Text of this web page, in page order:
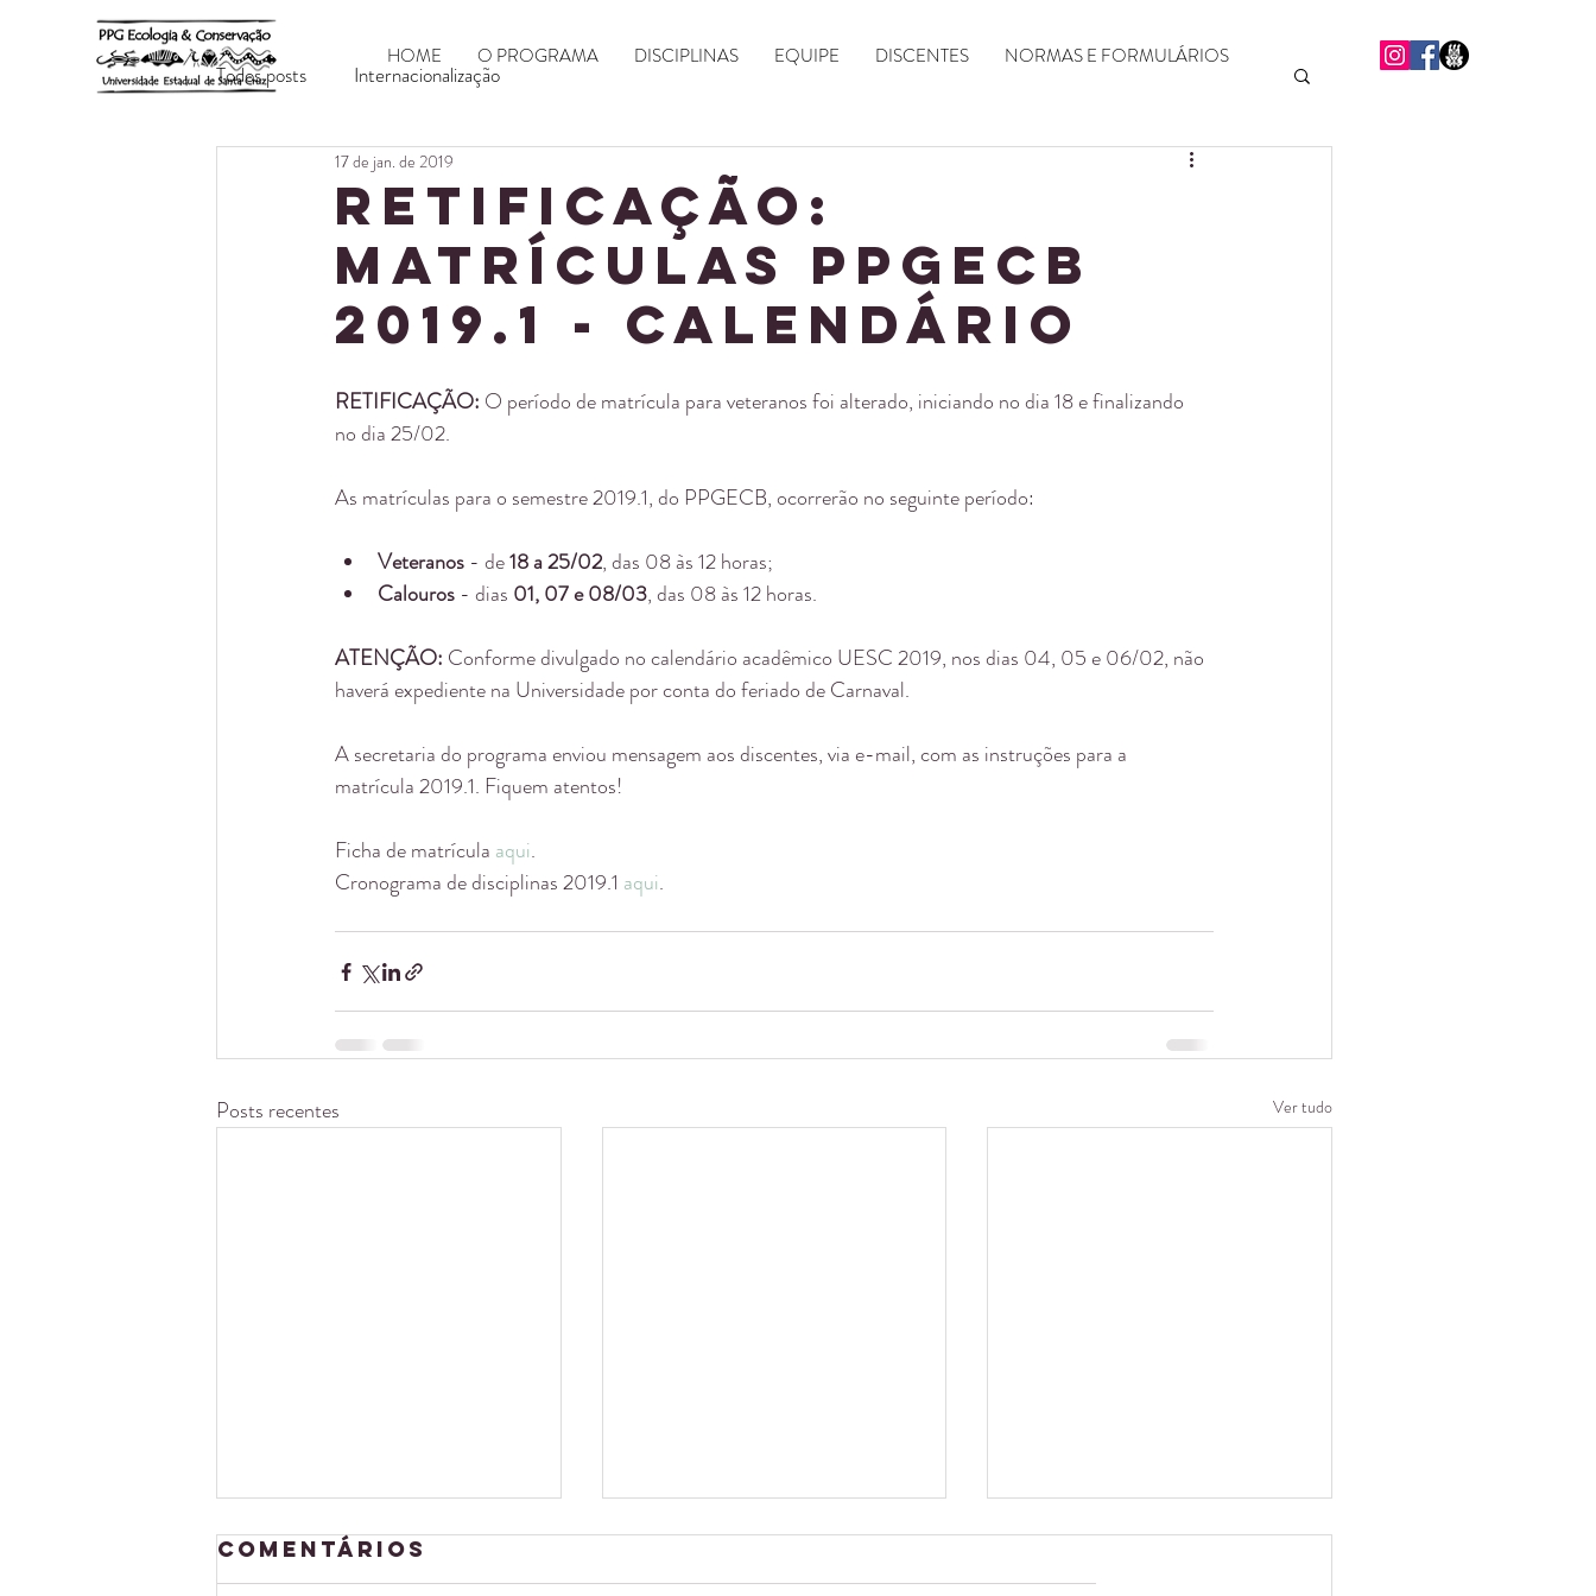
HOME O PROGRAMA DISCIPLINAS EQUIPE DISCENTES NORMAS E FORMULÁRIOS
Todos posts Internacionalização
RETIFICAÇÃO:
Matrículas PPGECB
2019.1 - Calendário
17 de jan. de 2019
RETIFICAÇÃO: O período de matrícula para veteranos foi alterado, iniciando no dia 18 e finalizando
no dia 25/02.
As matrículas para o semestre 2019.1, do PPGECB, ocorrerão no seguinte período:
Veteranos - de 18 a 25/02, das 08 às 12 horas;
Calouros - dias 01, 07 e 08/03, das 08 às 12 horas.
ATENÇÃO: Conforme divulgado no calendário acadêmico UESC 2019, nos dias 04, 05 e 06/02, não
haverá expediente na Universidade por conta do feriado de Carnaval.
A secretaria do programa enviou mensagem aos discentes, via e-mail, com as instruções para a
matrícula 2019.1. Fiquem atentos!
Ficha de matrícula aqui.
Cronograma de disciplinas 2019.1 aqui.
Posts recentes Ver tudo
Comentários